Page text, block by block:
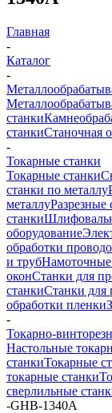
Главная
-
Каталог
-
станки
станкиСтаночная
-
Токарные станки
Токарные станки
станки по металлу
металлуРазрезные
станки
оборудование
обработки
и трубНамоточные
оконСтанки для
станкиСтанки для
обработки пленки
-
Токарно-
Настольные
станкиТокарные
токарные станки
сверлильные
-GHB-1340A